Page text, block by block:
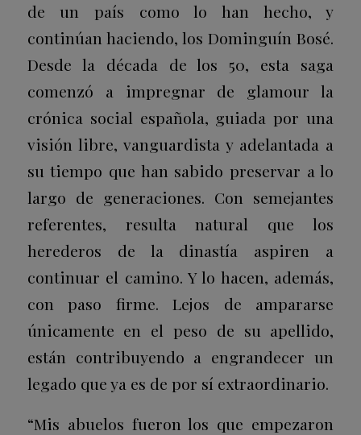
de un país como lo han hecho, y
continúan haciendo, los Dominguín Bosé.
Desde la década de los 50, esta saga
comenzó a impregnar de glamour la
crónica social española, guiada por una
visión libre, vanguardista y adelantada a
su tiempo que han sabido preservar a lo
largo de generaciones. Con semejantes
referentes, resulta natural que los
herederos de la dinastía aspiren a
continuar el camino. Y lo hacen, además,
con paso firme. Lejos de ampararse
únicamente en el peso de su apellido,
están contribuyendo a engrandecer un
legado que ya es de por sí extraordinario.
“Mis abuelos fueron los que empezaron